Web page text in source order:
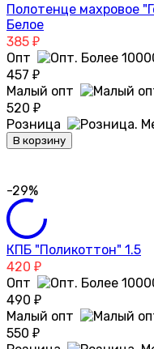
Полотенце махровое
Белое
385 ₽
Опт
457 ₽
Малый опт
520 ₽
Розница
В корзину
-29%
КПБ "Поликоттон" 1.5
420 ₽
Опт
490 ₽
Малый опт
550 ₽